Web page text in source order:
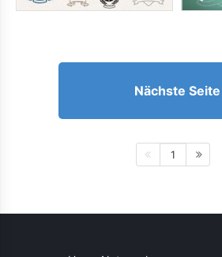
Nächste Seite
1